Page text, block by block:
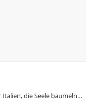
die Seele baumeln…